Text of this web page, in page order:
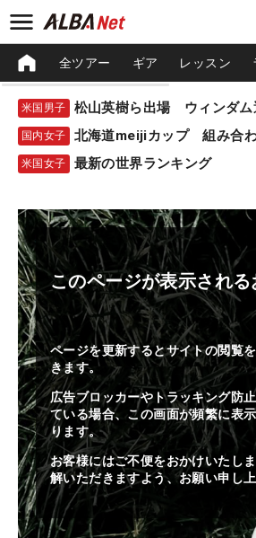
全ツアー ギア レッスン
米国男子 松山英樹ら出場 ウィンダム
国内女子 北海道meijiカップ 組み合
米国女子 最新の世界ランキング
このページが表示され
ページを更新するとサイトの閲覧
きます。
広告ブロッカーやトラッキング防
ている場合、この画面が頻繁に表
ります。
お客様にはご不便をおかけいたし
解いただきますよう、お願い申し